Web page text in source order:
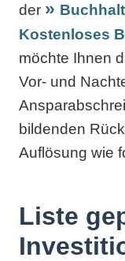
der
Kostenloses
möchte Ihnen
Vor- und
bildenden
Auflösung wie
Liste